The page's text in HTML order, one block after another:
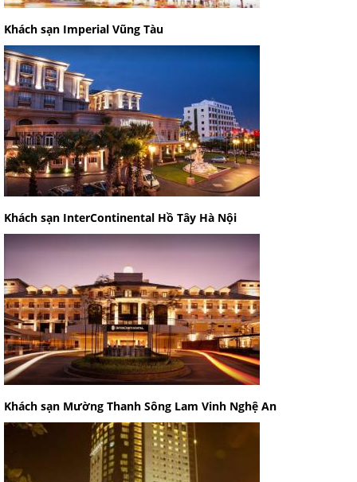
Khách sạn Imperial Vũng Tàu
Khách sạn InterContinental Hồ Tây Hà Nội
Khách sạn Mường Thanh Sông Lam Vinh Nghệ An